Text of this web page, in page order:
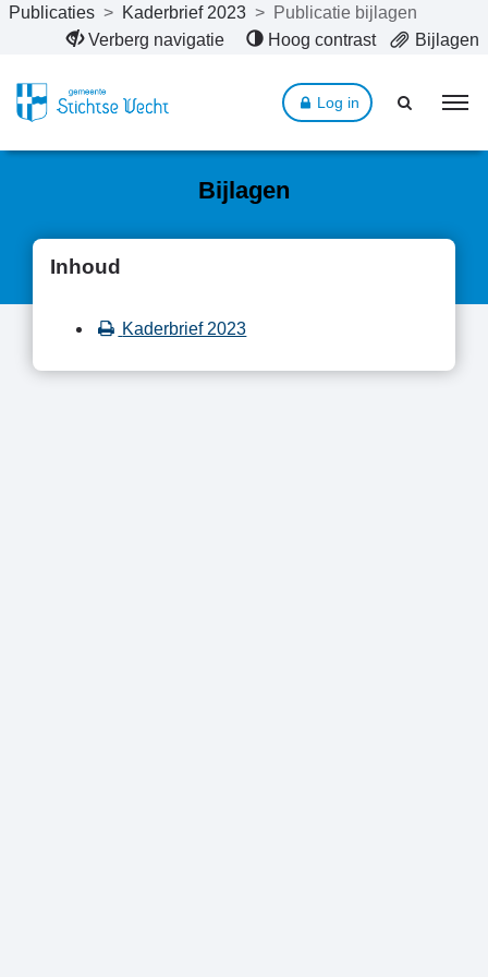
Naar hoofdinhoud
Publicaties > Kaderbrief 2023 > Publicatie bijlagen
Verberg navigatie
Hoog contrast Bijlagen
Log in
Bijlagen
Inhoud
Kaderbrief 2023